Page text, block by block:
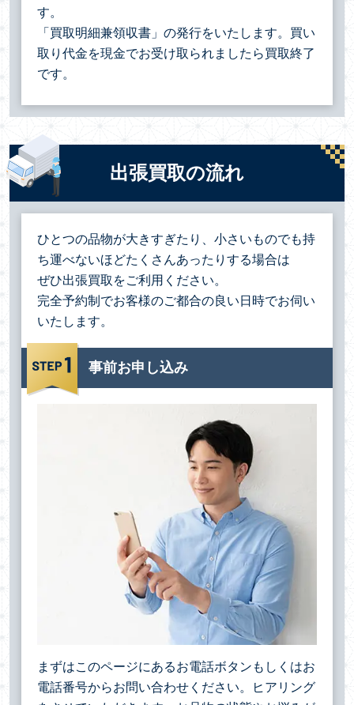
す。
「買取明細兼領収書」の発行をいたします。買い
取り代金を現金でお受け取られましたら買取終了
です。
出張買取の流れ
ひとつの品物が大きすぎたり、小さいものでも持
ち運べないほどたくさんあったりする場合は
ぜひ出張買取をご利用ください。
完全予約制でお客様のご都合の良い日時でお伺い
いたします。
事前お申し込み
まずはこのページにあるお電話ボタンもしくはお
電話番号からお問い合わせください。ヒアリング